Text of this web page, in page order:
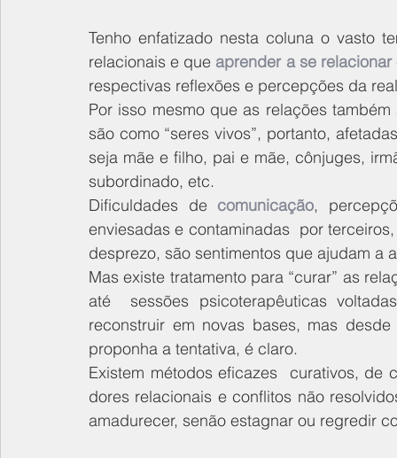
Tenho enfatizado nesta coluna o vasto
relacionais e que aprender a se relacionar
respectivas reflexões e percepções da
Por isso mesmo que as relações
são como “seres vivos”, portanto,
seja mãe e filho, pai e mãe, cônjuges,
subordinado, etc.
Dificuldades de comunicação,
enviesadas e contaminadas  por
desprezo, são sentimentos que ajudam
Mas existe tratamento para “curar” as
até  sessões psicoterapêuticas
reconstruir em novas bases, mas
proponha a tentativa, é claro.
Existem métodos eficazes  curativos,
dores relacionais e conflitos não
amadurecer, senão estagnar ou regredir